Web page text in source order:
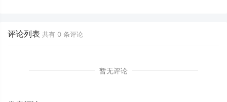
评论列表 共有 0 条评论
暂无评论